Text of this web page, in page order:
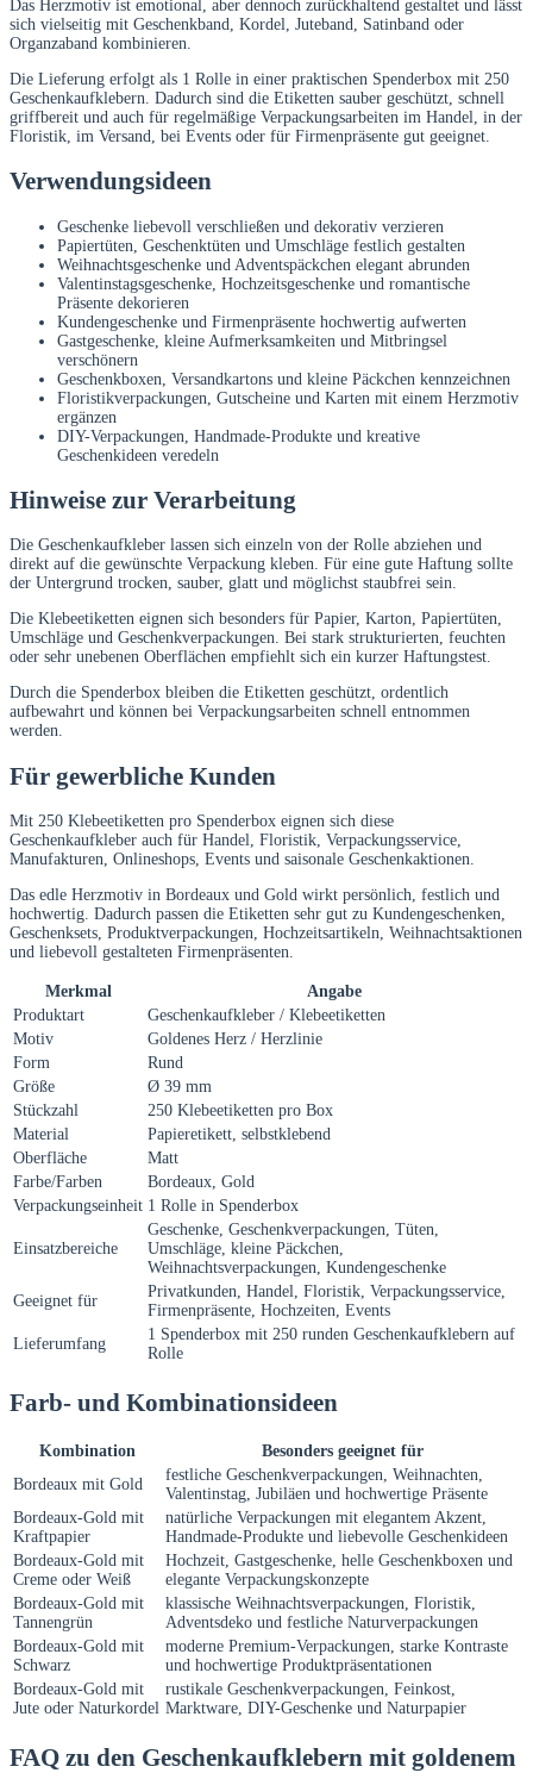
Das Herzmotiv ist emotional, aber dennoch zurückhaltend gestaltet und lässt
sich vielseitig mit Geschenkband, Kordel, Juteband, Satinband oder
Organzaband kombinieren.
Die Lieferung erfolgt als 1 Rolle in einer praktischen Spenderbox mit 250
Geschenkaufklebern. Dadurch sind die Etiketten sauber geschützt, schnell
griffbereit und auch für regelmäßige Verpackungsarbeiten im Handel, in der
Floristik, im Versand, bei Events oder für Firmenpräsente gut geeignet.
Verwendungsideen
Geschenke liebevoll verschließen und dekorativ verzieren
Papiertüten, Geschenktüten und Umschläge festlich gestalten
Weihnachtsgeschenke und Adventspäckchen elegant abrunden
Valentinstagsgeschenke, Hochzeitsgeschenke und romantische
Präsente dekorieren
Kundengeschenke und Firmenpräsente hochwertig aufwerten
Gastgeschenke, kleine Aufmerksamkeiten und Mitbringsel
verschönern
Geschenkboxen, Versandkartons und kleine Päckchen kennzeichnen
Floristikverpackungen, Gutscheine und Karten mit einem Herzmotiv
ergänzen
DIY-Verpackungen, Handmade-Produkte und kreative
Geschenkideen veredeln
Hinweise zur Verarbeitung
Die Geschenkaufkleber lassen sich einzeln von der Rolle abziehen und
direkt auf die gewünschte Verpackung kleben. Für eine gute Haftung sollte
der Untergrund trocken, sauber, glatt und möglichst staubfrei sein.
Die Klebeetiketten eignen sich besonders für Papier, Karton, Papiertüten,
Umschläge und Geschenkverpackungen. Bei stark strukturierten, feuchten
oder sehr unebenen Oberflächen empfiehlt sich ein kurzer Haftungstest.
Durch die Spenderbox bleiben die Etiketten geschützt, ordentlich
aufbewahrt und können bei Verpackungsarbeiten schnell entnommen
werden.
Für gewerbliche Kunden
Mit 250 Klebeetiketten pro Spenderbox eignen sich diese
Geschenkaufkleber auch für Handel, Floristik, Verpackungsservice,
Manufakturen, Onlineshops, Events und saisonale Geschenkaktionen.
Das edle Herzmotiv in Bordeaux und Gold wirkt persönlich, festlich und
hochwertig. Dadurch passen die Etiketten sehr gut zu Kundengeschenken,
Geschenksets, Produktverpackungen, Hochzeitsartikeln, Weihnachtsaktionen
und liebevoll gestalteten Firmenpräsenten.
Merkmal
Angabe
Produktart
Geschenkaufkleber / Klebeetiketten
Motiv
Goldenes Herz / Herzlinie
Form
Rund
Größe
Ø 39 mm
Stückzahl
250 Klebeetiketten pro Box
Material
Papieretikett, selbstklebend
Oberfläche
Matt
Farbe/Farben
Bordeaux, Gold
Verpackungseinheit 1 Rolle in Spenderbox
Einsatzbereiche
Geschenke, Geschenkverpackungen, Tüten,
Umschläge, kleine Päckchen,
Weihnachtsverpackungen, Kundengeschenke
Geeignet für
Privatkunden, Handel, Floristik, Verpackungsservice,
Firmenpräsente, Hochzeiten, Events
Lieferumfang
1 Spenderbox mit 250 runden Geschenkaufklebern auf
Rolle
Farb- und Kombinationsideen
Kombination
Besonders geeignet für
Bordeaux mit Gold
festliche Geschenkverpackungen, Weihnachten,
Valentinstag, Jubiläen und hochwertige Präsente
Bordeaux-Gold mit
Kraftpapier
natürliche Verpackungen mit elegantem Akzent,
Handmade-Produkte und liebevolle Geschenkideen
Bordeaux-Gold mit
Creme oder Weiß
Hochzeit, Gastgeschenke, helle Geschenkboxen und
elegante Verpackungskonzepte
Bordeaux-Gold mit
Tannengrün
klassische Weihnachtsverpackungen, Floristik,
Adventsdeko und festliche Naturverpackungen
Bordeaux-Gold mit
Schwarz
moderne Premium-Verpackungen, starke Kontraste
und hochwertige Produktpräsentationen
Bordeaux-Gold mit
Jute oder Naturkordel
rustikale Geschenkverpackungen, Feinkost,
Marktware, DIY-Geschenke und Naturpapier
FAQ zu den Geschenkaufklebern mit goldenem